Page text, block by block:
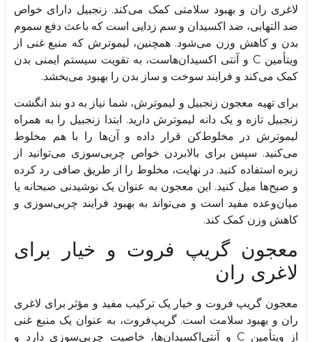
لاغری ران و بهبود سلامتی کمک می‌کند. زنجبیل دارای خواص
ضد التهابی، ضد اکسیدان و سم زدایی است که باعث دفع سموم
بدن و کاهش وزن می‌شود. همچنین، لیموترش که منبع غنی از
ویتأمین C و آنتی اکسیدان‌هاست، به تقویت سیستم ایمنی بدن
کمک می‌کند و فرایند سوخت و ساز بدن را بهبود می‌بخشد.
برای تهیه معجون زنجبیل و لیموترش، شما نیاز به دو بند انگشت
زنجبیل تازه و یک دانه لیموترش دارید. ابتدا زنجبیل را به همراه
لیموترش در مخلوط‌کن قرار داده و آن‌ها را با هم مخلوط
می‌کنید. سپس برای بالابردن خواص چربی‌سوزی می‌توانید از
زیره استفاده کنید. در نهایت، مخلوط را از طریق صافی رد کرده
و صبح‌ها میل کنید. این معجون به عنوان یک نوشیدنی صبحانه یا
میان‌وعده مفید است و می‌تواند به بهبود فرایند چربی‌سوزی و
کاهش وزن کمک کند.
معجون گریپ‌ فروت و خیار برای
لاغری ران
معجون گریپ‌ فروت و خیار یک ترکیب مفید و مؤثر برای لاغری
ران و بهبود سلامت است. گریپ‌فروت، به عنوان یک منبع غنی
از ویتأمین C و آنتی‌اکسیدان‌ها، خاصیت چربی‌سوزی دارد و